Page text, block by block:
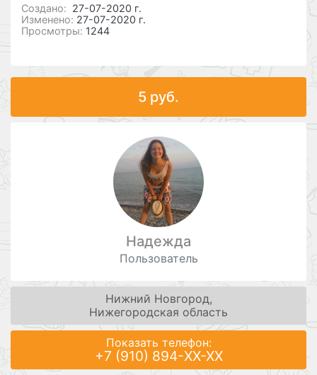
Cоздано: 27-07-2020 г.
Изменено: 27-07-2020 г.
Просмотры: 1244
5 руб.
Надежда
Пользователь
Нижний Новгород,
Нижегородская область
Показать телефон:
+7 (910) 894-XX-XX